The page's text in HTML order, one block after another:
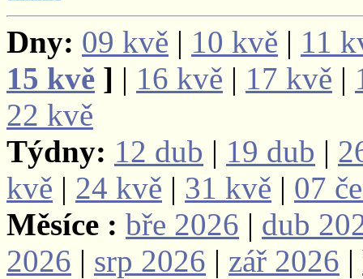
Dny: 09 kvě | 10 kvě | 11
15 kvě ] | 16 kvě | 17 kvě |
22 kvě
Týdny: 12 dub | 19 dub |
kvě | 24 kvě | 31 kvě | 07
Měsíce : bře 2026 | dub
2026 | srp 2026 | zář 2026 |